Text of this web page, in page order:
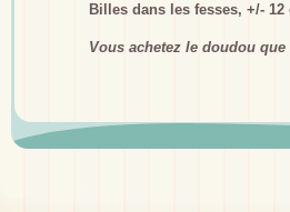
Billes dans les fesses, +/- 12
Vous achetez le doudou